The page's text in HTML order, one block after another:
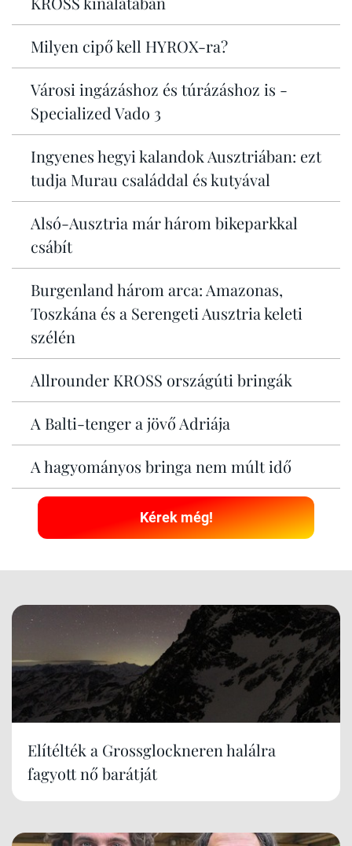
Milyen cipő kell HYROX-ra?
Városi ingázáshoz és túrázáshoz is -
Specialized Vado 3
Ingyenes hegyi kalandok Ausztriában: ezt
tudja Murau családdal és kutyával
Alsó-Ausztria már három bikeparkkal
csábít
Burgenland három arca: Amazonas,
Toszkána és a Serengeti Ausztria keleti
szélén
Allrounder KROSS országúti bringák
A Balti-tenger a jövő Adriája
A hagyományos bringa nem múlt idő
Kérek még!
Elítélték a Grossglockneren halálra
fagyott nő barátját